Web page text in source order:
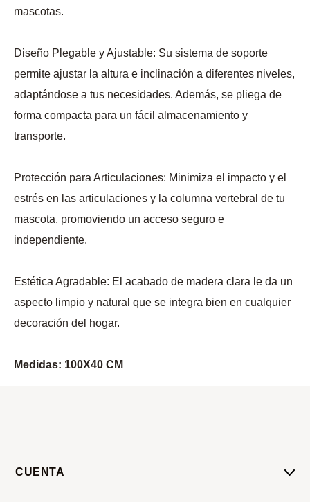
mascotas.
Diseño Plegable y Ajustable: Su sistema de soporte
permite ajustar la altura e inclinación a diferentes niveles,
adaptándose a tus necesidades. Además, se pliega de
forma compacta para un fácil almacenamiento y
transporte.
Protección para Articulaciones: Minimiza el impacto y el
estrés en las articulaciones y la columna vertebral de tu
mascota, promoviendo un acceso seguro e
independiente.
Estética Agradable: El acabado de madera clara le da un
aspecto limpio y natural que se integra bien en cualquier
decoración del hogar.
Medidas: 100X40 CM
CUENTA